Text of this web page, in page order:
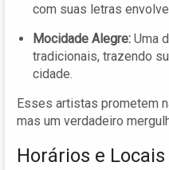
com suas letras
Mocidade Alegre: Uma
tradicionais, trazendo
cidade.
Esses artistas prometem
mas um verdadeiro
Horários e